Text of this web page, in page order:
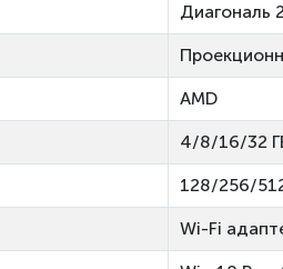
Диагональ
AMD
4/8/16/32
128/256/
Wi-Fi